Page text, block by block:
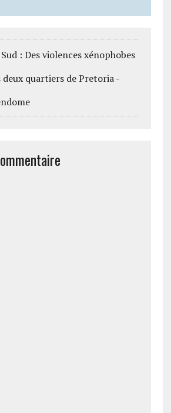
: Des violences xénophobes
deux quartiers de Pretoria -